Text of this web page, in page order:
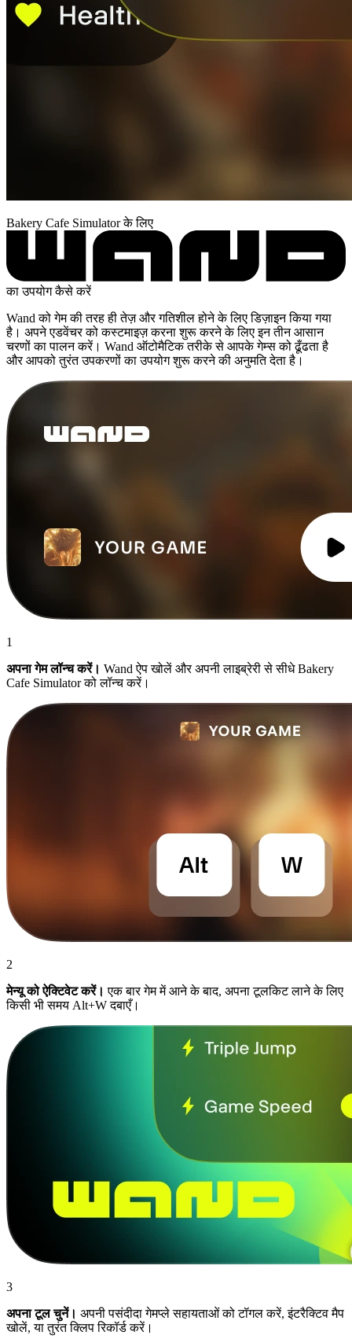
Bakery Cafe Simulator के लिए
का उपयोग कैसे करें
Wand को गेम की तरह ही तेज़ और गतिशील होने के लिए डिज़ाइन किया गया
है। अपने एडवेंचर को कस्टमाइज़ करना शुरू करने के लिए इन तीन आसान
चरणों का पालन करें। Wand ऑटोमैटिक तरीके से आपके गेम्स को ढूँढता है
और आपको तुरंत उपकरणों का उपयोग शुरू करने की अनुमति देता है।
1
अपना गेम लॉन्च करें। Wand ऐप खोलें और अपनी लाइब्रेरी से सीधे Bakery
Cafe Simulator को लॉन्च करें।
2
मेन्यू को ऐक्टिवेट करें। एक बार गेम में आने के बाद, अपना टूलकिट लाने के लिए
किसी भी समय Alt+W दबाएँ।
3
अपना टूल चुनें। अपनी पसंदीदा गेमप्ले सहायताओं को टॉगल करें, इंटरैक्टिव मैप
खोलें, या तुरंत क्लिप रिकॉर्ड करें।